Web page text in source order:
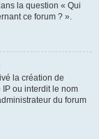
la question « Qui
ce forum ? ».
la création de
ou interdit le nom
du forum